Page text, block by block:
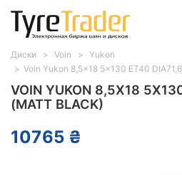
VOIN YUKON 8,5X18
(MATT BLACK)
10765 ₴
Диски Voin
Yukon
Voin Yukon 8,5x18 5x130 ET40